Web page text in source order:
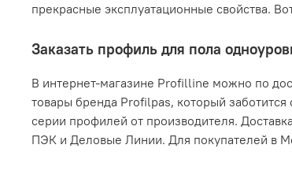
прекрасные эксплуатационные свойства.
Заказать профиль для пола
В интернет-магазине Profilline можно по
товары бренда Profilpas, который
серии профилей от производителя.
ПЭК и Деловые Линии. Для покупателей в